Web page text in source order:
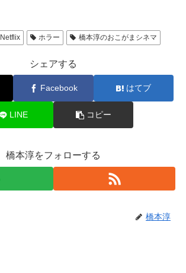
Netflix ホラー 橋本淳のおこがまシネマ
シェアする
Facebook はてブ
LINE コピー
橋本淳をフォローする
橋本淳